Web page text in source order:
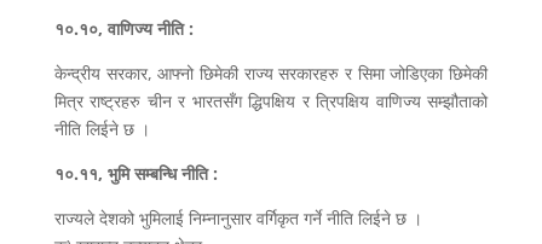
१०.१०, वाणिज्य नीति :
केन्द्रीय सरकार, आफ्नो छिमेकी राज्य सरकारहरु र सिमा जोडिएका छिमेकी
मित्र राष्ट्रहरु चीन र भारतसँग द्धिपक्षिय र त्रिपक्षिय वाणिज्य सम्झौताको
नीति लिईने छ ।
१०.११, भुमि सम्बन्धि नीति :
राज्यले देशको भुमिलाई निम्नानुसार वर्गिकृत गर्ने नीति लिईने छ ।